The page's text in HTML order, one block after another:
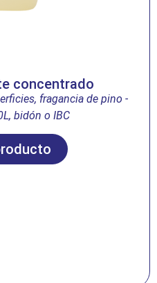
concentrado
fragancia de pino -
bidón o IBC